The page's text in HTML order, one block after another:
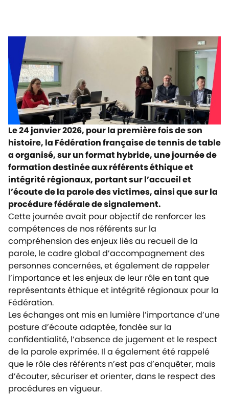
Le 24 janvier 2026, pour la première fois de son
histoire, la Fédération française de tennis de table
a organisé, sur un format hybride, une journée de
formation destinée aux référents éthique et
intégrité régionaux, portant sur l’accueil et
l’écoute de la parole des victimes, ainsi que sur la
procédure fédérale de signalement.
Cette journée avait pour objectif de renforcer les
compétences de nos référents sur la
compréhension des enjeux liés au recueil de la
parole, le cadre global d’accompagnement des
personnes concernées, et également de rappeler
l’importance et les enjeux de leur rôle en tant que
représentants éthique et intégrité régionaux pour la
Fédération.
Les échanges ont mis en lumière l’importance d’une
posture d’écoute adaptée, fondée sur la
confidentialité, l’absence de jugement et le respect
de la parole exprimée. Il a également été rappelé
que le rôle des référents n’est pas d’enquêter, mais
d’écouter, sécuriser et orienter, dans le respect des
procédures en vigueur.